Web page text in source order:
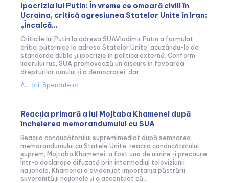
Ipocrizia lui Putin: În vreme ce omoară civili în
Ucraina, critică agresiunea Statelor Unite în Iran:
„Încalcă…
Criticile lui Putin la adresa SUAVladimir Putin a formulat
critici puternice la adresa Statelor Unite, acuzându-le de
standarde duble și ipocrizie în politica externă. Conform
liderului rus, SUA promovează un discurs în favoarea
drepturilor omului și a democrației, dar...
Autorii Sperante.ro
Reacția primară a lui Mojtaba Khamenei după
încheierea memorandumului cu SUA
Reacția conducătorului supremImediat după semnarea
memorandumului cu Statele Unite, reacția conducătorului
suprem, Mojtaba Khamenei, a fost una de uimire și precauție.
Într-o declarație difuzată prin intermediul televiziunii
naționale, Khamenei a evidențiat importanța păstrării
suveranității naționale și a accentuat că...